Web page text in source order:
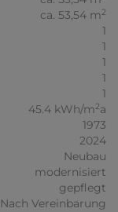
ca. 53,54 m2
1
1
1
1
1
45.4 kWh/m2a
1973
2024
Neubau
modernisiert
gepflegt
Nach Vereinbarung